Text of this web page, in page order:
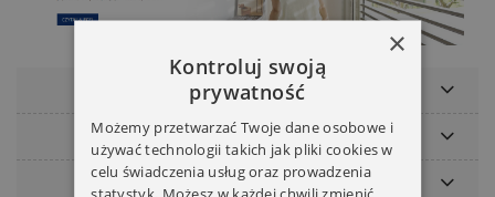
POMOC
NASZE MARKI
MOJE KONTO
×
Kontroluj swoją
prywatność
Możemy przetwarzać Twoje dane osobowe i
używać technologii takich jak pliki cookies w
celu świadczenia usług oraz prowadzenia